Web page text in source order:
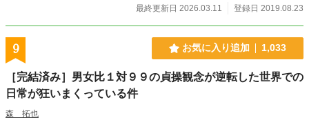
最終更新日 2026.03.11
登録日 2019.08.23
9 お気に入り追加 1,033
［完結済み］男女比１対９９の貞操観念が逆転した世界での
日常が狂いまくっている件
森 拓也